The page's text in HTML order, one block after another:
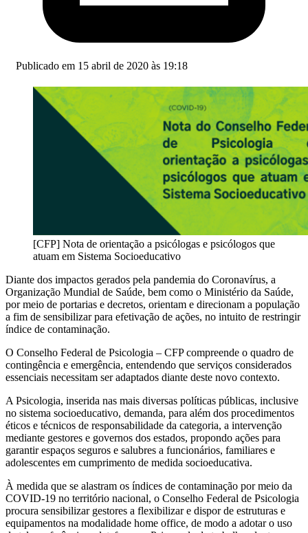
Publicado em 15 abril de 2020 às 19:18
[CFP] Nota de orientação a psicólogas e psicólogos que
atuam em Sistema Socioeducativo
Diante dos impactos gerados pela pandemia do Coronavírus, a
Organização Mundial de Saúde, bem como o Ministério da Saúde,
por meio de portarias e decretos, orientam e direcionam a população
a fim de sensibilizar para efetivação de ações, no intuito de restringir
índice de contaminação.
O Conselho Federal de Psicologia – CFP compreende o quadro de
contingência e emergência, entendendo que serviços considerados
essenciais necessitam ser adaptados diante deste novo contexto.
A Psicologia, inserida nas mais diversas políticas públicas, inclusive
no sistema socioeducativo, demanda, para além dos procedimentos
éticos e técnicos de responsabilidade da categoria, a intervenção
mediante gestores e governos dos estados, propondo ações para
garantir espaços seguros e salubres a funcionários, familiares e
adolescentes em cumprimento de medida socioeducativa.
À medida que se alastram os índices de contaminação por meio da
COVID-19 no território nacional, o Conselho Federal de Psicologia
procura sensibilizar gestores a flexibilizar e dispor de estruturas e
equipamentos na modalidade home office, de modo a adotar o uso